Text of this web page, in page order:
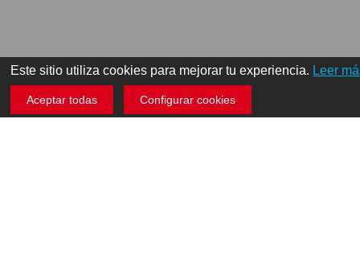
Este sitio utiliza cookies para mejorar tu experiencia. Leer
Aceptar todas Configurar cookies